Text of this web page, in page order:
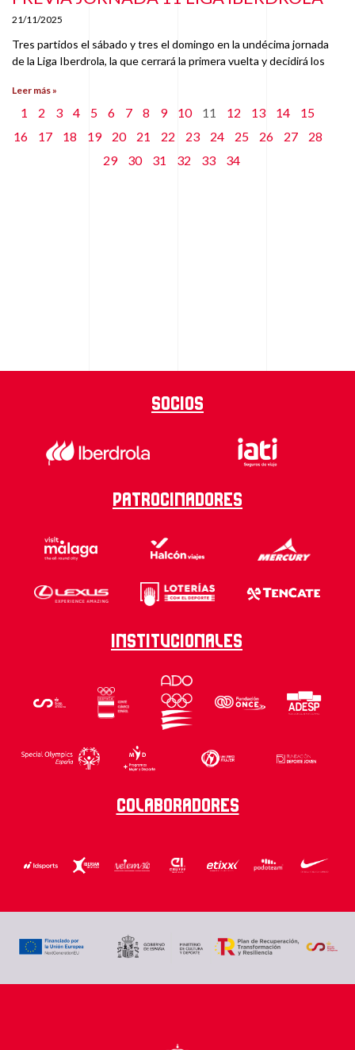
21/11/2025
Tres partidos el sábado y tres el domingo en la undécima jornada
de la Liga Iberdrola, la que cerrará la primera vuelta y decidirá los
Leer más »
1 2 3 4 5 6 7 8 9 10 11 12 13 14
15
16
17 18 19 20 21 22 23 24 25 26 27
28
29
30 31 32 33 34
Socios
Patrocinadores
Institucionales
Colaboradores